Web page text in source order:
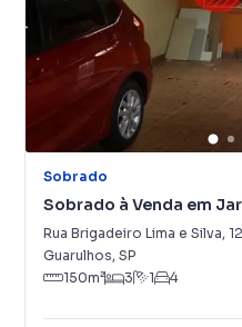
Sobrado
Sobrado à Venda em
Rua Brigadeiro Lima e Silva,
Guarulhos, SP
150m² 3 1 4